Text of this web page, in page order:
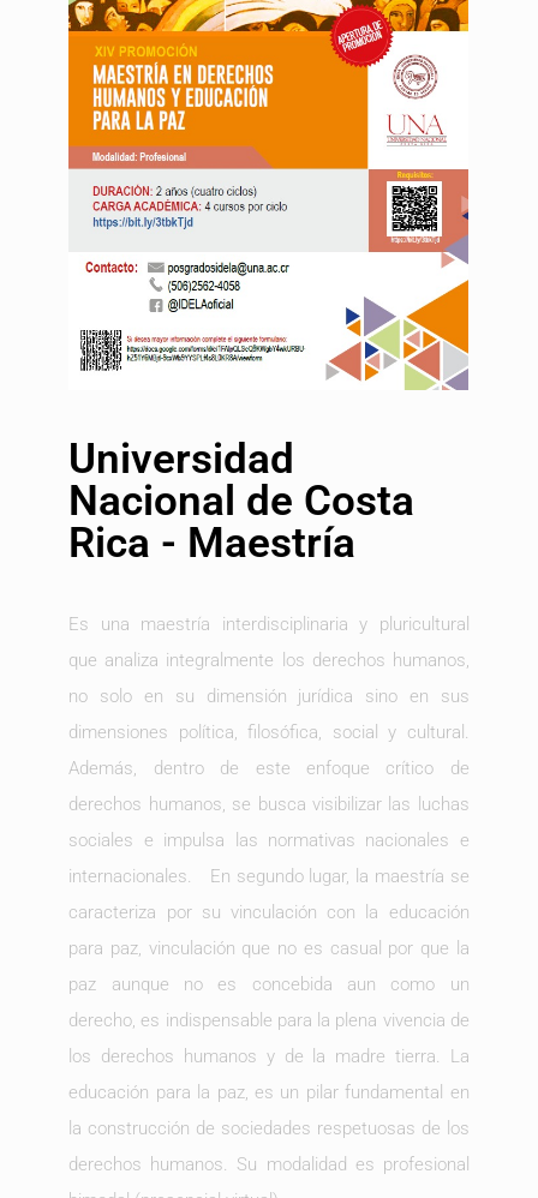
Universidad
Nacional de Costa
Rica - Maestría
Es una maestría interdisciplinaria y pluricultural
que analiza integralmente los derechos humanos,
no solo en su dimensión jurídica sino en sus
dimensiones política, filosófica, social y cultural.
Además, dentro de este enfoque crítico de
derechos humanos, se busca visibilizar las luchas
sociales e impulsa las normativas nacionales e
internacionales. En segundo lugar, la maestría se
caracteriza por su vinculación con la educación
para paz, vinculación que no es casual por que la
paz aunque no es concebida aun como un
derecho, es indispensable para la plena vivencia de
los derechos humanos y de la madre tierra. La
educación para la paz, es un pilar fundamental en
la construcción de sociedades respetuosas de los
derechos humanos. Su modalidad es profesional